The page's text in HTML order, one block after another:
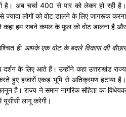
है। अब चर्चा 400 से पार को लेकर हो रही है।
ज्यादा लोगों को वोट डालने के लिए जागरूक करना
कहा हम सबने कमल के फूल को वोट डालना है और
ही आपके एक वोट के बदले विकास की बौछार
दर्शन के लिए आते हैं। उन्होंने कहा उत्तराखंड राज्य
हुए हजारों एकड़ भूमि से अतिक्रमण हटाया है।
है। राज्य ने समान नागरिक संहिता का विधेयक
यूसीसी लागू करेगी।